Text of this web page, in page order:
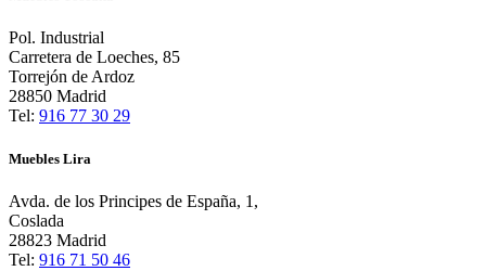
Pol. Industrial
Carretera de Loeches, 85
Torrejón de Ardoz
28850 Madrid
Tel: 916 77 30 29
Muebles Lira
Avda. de los Principes de España, 1,
Coslada
28823 Madrid
Tel: 916 71 50 46